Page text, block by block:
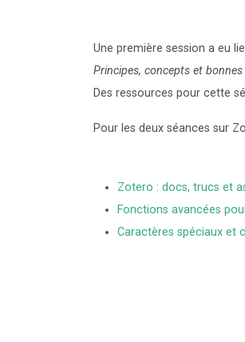
Une première session a eu
Principes, concepts et
Des ressources pour cette
Pour les deux séances sur
Zotero : docs, trucs et
Fonctions avancées
Caractères spéciaux et